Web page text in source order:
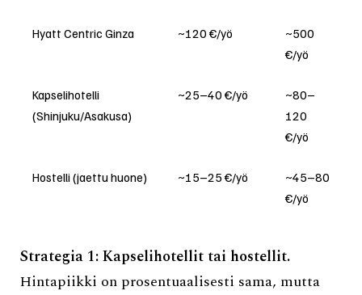
Hyatt Centric Ginza ~120 €/yö
~500
€/yö
Kapselihotelli
(Shinjuku/Asakusa)
~25–40 €/yö
~80–
120
€/yö
Hostelli (jaettu huone) ~15–25 €/yö
~45–80
€/yö
Strategia 1: Kapselihotellit tai hostellit.
Hintapiikki on prosentuaalisesti sama, mutta